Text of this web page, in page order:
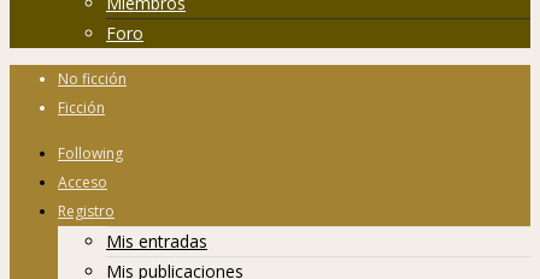
Foro
No ficción
Ficción
Following
Acceso
Registro
Mis entradas
Mis publicaciones